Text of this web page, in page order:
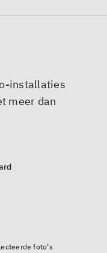
installaties
meer dan
foto's